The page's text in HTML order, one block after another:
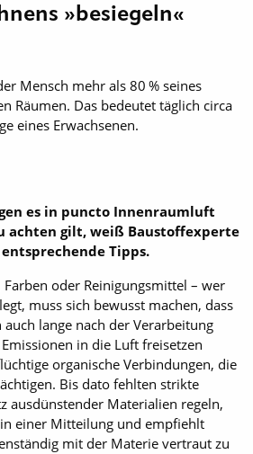
»besiegeln«
Mensch mehr als 80 % seines
Räumen. Das bedeutet täglich circa
eines Erwachsenen.
es in puncto Innenraumluft
achten gilt, weiß Baustoff­experte
Tipps.
oder Reinigungsmittel – wer
muss sich bewusst machen, dass
lange nach der Verarbeitung
in die Luft freisetzen
organische Verbindungen, die
Bis dato fehlten strikte
ausdünstender Materialien regeln,
einer Mitteilung und empfiehlt
mit der Materie vertraut zu